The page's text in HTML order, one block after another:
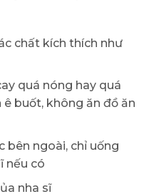
chất kích thích như
quá nóng hay quá
buốt, không ăn đồ ăn
bên ngoài, chỉ uống
nếu có
nha sĩ